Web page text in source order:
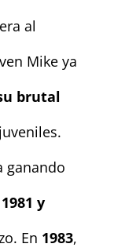
al
Mike ya
brutal
ganando
1981 y
En 1983,